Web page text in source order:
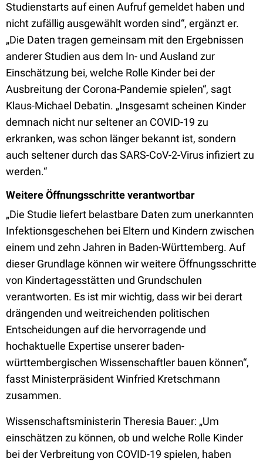
Studienstarts auf einen Aufruf gemeldet haben und
nicht zufällig ausgewählt worden sind“, ergänzt er.
„Die Daten tragen gemeinsam mit den Ergebnissen
anderer Studien aus dem In- und Ausland zur
Einschätzung bei, welche Rolle Kinder bei der
Ausbreitung der Corona-Pandemie spielen“, sagt
Klaus-Michael Debatin. „Insgesamt scheinen Kinder
demnach nicht nur seltener an COVID-19 zu
erkranken, was schon länger bekannt ist, sondern
auch seltener durch das SARS-CoV-2-Virus infiziert zu
werden.“
Weitere Öffnungsschritte verantwortbar
„Die Studie liefert belastbare Daten zum unerkannten
Infektionsgeschehen bei Eltern und Kindern zwischen
einem und zehn Jahren in Baden-Württemberg. Auf
dieser Grundlage können wir weitere Öffnungsschritte
von Kindertagesstätten und Grundschulen
verantworten. Es ist mir wichtig, dass wir bei derart
drängenden und weitreichenden politischen
Entscheidungen auf die hervorragende und
hochaktuelle Expertise unserer baden-
württembergischen Wissenschaftler bauen können“,
fasst Ministerpräsident Winfried Kretschmann
zusammen.
Wissenschaftsministerin Theresia Bauer: „Um
einschätzen zu können, ob und welche Rolle Kinder
bei der Verbreitung von COVID-19 spielen, haben